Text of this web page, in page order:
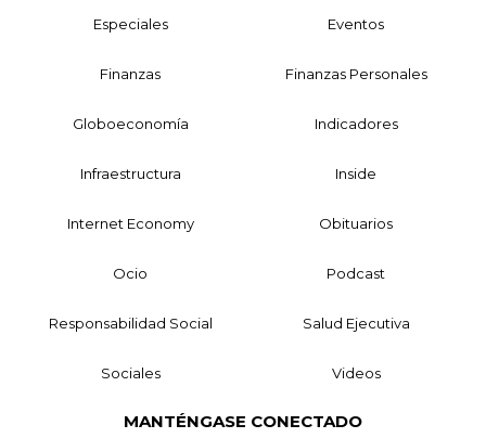
Especiales Eventos
Finanzas Finanzas Personales
Globoeconomía Indicadores
Infraestructura Inside
Internet Economy Obituarios
Ocio Podcast
Responsabilidad Social Salud Ejecutiva
Sociales Videos
MANTÉNGASE CONECTADO